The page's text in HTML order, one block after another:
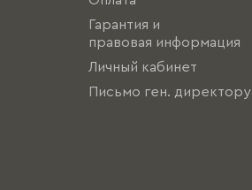
Гарантия и
правовая информация
Личный кабинет
Письмо ген. директору